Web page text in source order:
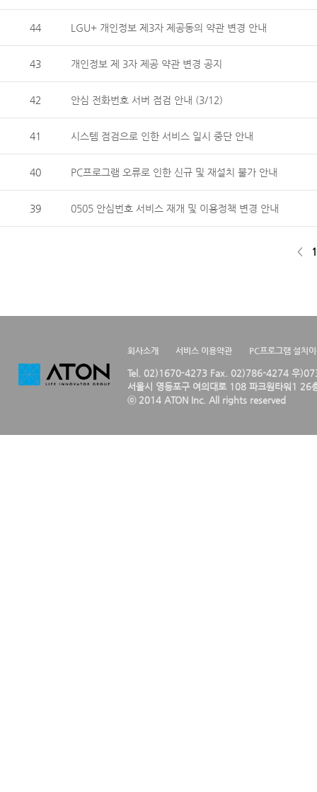
44 LGU+ 개인정보 제3자 제공동의 약관 변경 안내
43 개인정보 제 3자 제공 약관 변경 공지
42 안심 전화번호 서버 점검 안내 (3/12)
41 시스템 점검으로 인한 서비스 일시 중단 안내
40 PC프로그램 오류로 인한 신규 및 재설치 불가 안내
39 0505 안심번호 서비스 재개 및 이용정책 변경 안내
< 1
회사소개 서비스 이용약관 PC프로그램 설치
Tel. 02)1670-4273 Fax. 02)786-4274 우
서울시 영등포구 여의대로 108 파크원타워1 26
ⓒ 2014 ATON Inc. All rights reserved